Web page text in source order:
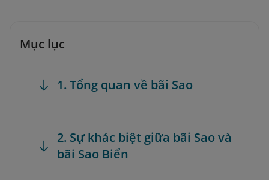
Mục lục
1. Tổng quan về bãi Sao
2. Sự khác biệt giữa bãi Sao và
bãi Sao Biển